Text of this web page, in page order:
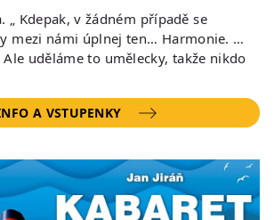
„ Kdepak, v žádném případě se
mezi námi úplnej ten… Harmonie. …
uděláme to umělecky, takže nikdo
A VSTUPENKY